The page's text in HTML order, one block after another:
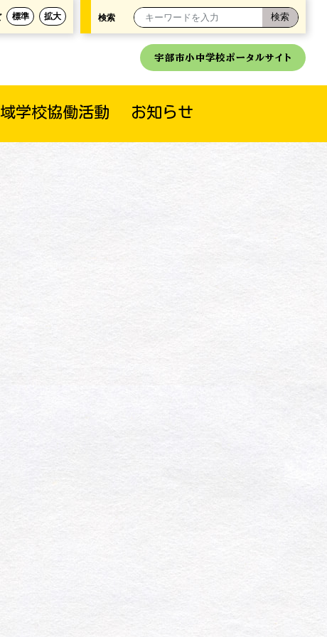
標準 拡大 検索
宇部市小中学校ポータルサイト
学校協働活動 お知らせ